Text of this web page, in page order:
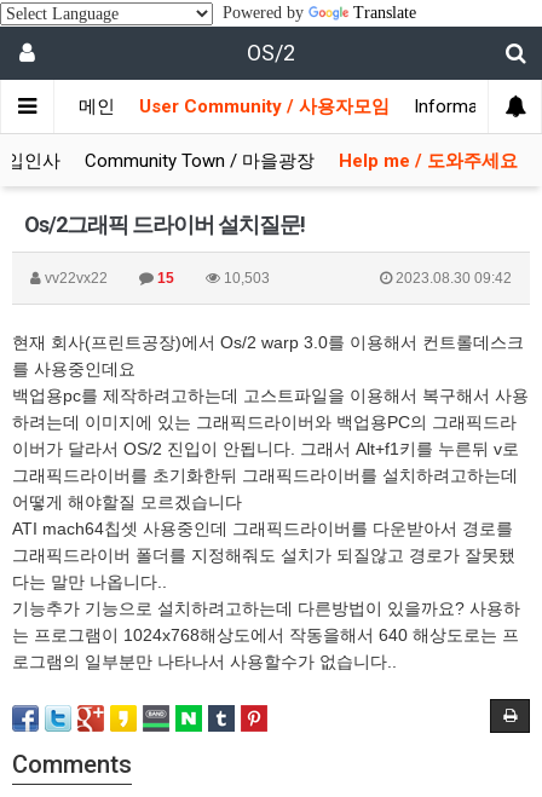
Powered by Translate
OS/2
메인 User Community / 사용자모임 Information /
입인사 Community Town / 마을광장 Help me / 도와주세요
Os/2그래픽 드라이버 설치질문!
vv22vx22 15 10,503 2023.08.30 09:42
현재 회사(프린트공장)에서 Os/2 warp 3.0를 이용해서 컨트롤데스크
를 사용중인데요
백업용pc를 제작하려고하는데 고스트파일을 이용해서 복구해서 사용
하려는데 이미지에 있는 그래픽드라이버와 백업용PC의 그래픽드라
이버가 달라서 OS/2 진입이 안됩니다. 그래서 Alt+f1키를 누른뒤 v로
그래픽드라이버를 초기화한뒤 그래픽드라이버를 설치하려고하는데
어떻게 해야할질 모르겠습니다
ATI mach64칩셋 사용중인데 그래픽드라이버를 다운받아서 경로를
그래픽드라이버 폴더를 지정해줘도 설치가 되질않고 경로가 잘못됐
다는 말만 나옵니다..
기능추가 기능으로 설치하려고하는데 다른방법이 있을까요? 사용하
는 프로그램이 1024x768해상도에서 작동을해서 640 해상도로는 프
로그램의 일부분만 나타나서 사용할수가 없습니다..
Comments